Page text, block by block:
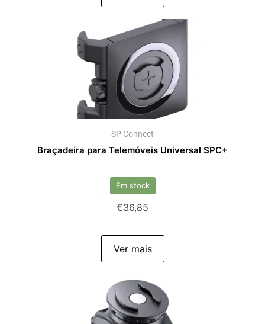
SP Connect
Braçadeira para Telemóveis Universal SPC+
Em stock
€36,85
Ver mais